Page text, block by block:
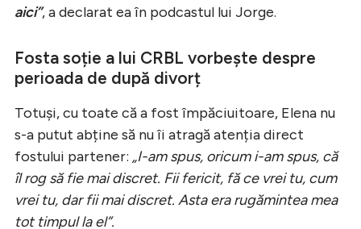
aici”, a declarat ea în podcastul lui Jorge.
Fosta soție a lui CRBL vorbește despre
perioada de după divorț
Totuși, cu toate că a fost împăciuitoare, Elena nu
s-a putut abține să nu îi atragă atenția direct
fostului partener: „I-am spus, oricum i-am spus, că
îl rog să fie mai discret. Fii fericit, fă ce vrei tu, cum
vrei tu, dar fii mai discret. Asta era rugămintea mea
tot timpul la el”.